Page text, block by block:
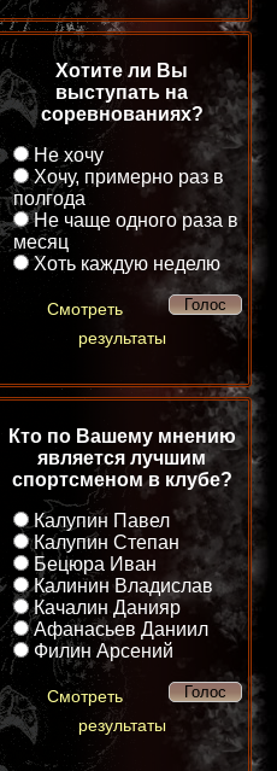
Хотите ли Вы
выступать на
соревнованиях?
Не хочу
Хочу, примерно раз в
полгода
Не чаще одного раза в
месяц
Хоть каждую неделю
Смотреть
результаты
Кто по Вашему мнению
является лучшим
спортсменом в клубе?
Калупин Павел
Калупин Степан
Бецюра Иван
Калинин Владислав
Качалин Данияр
Афанасьев Даниил
Филин Арсений
Смотреть
результаты